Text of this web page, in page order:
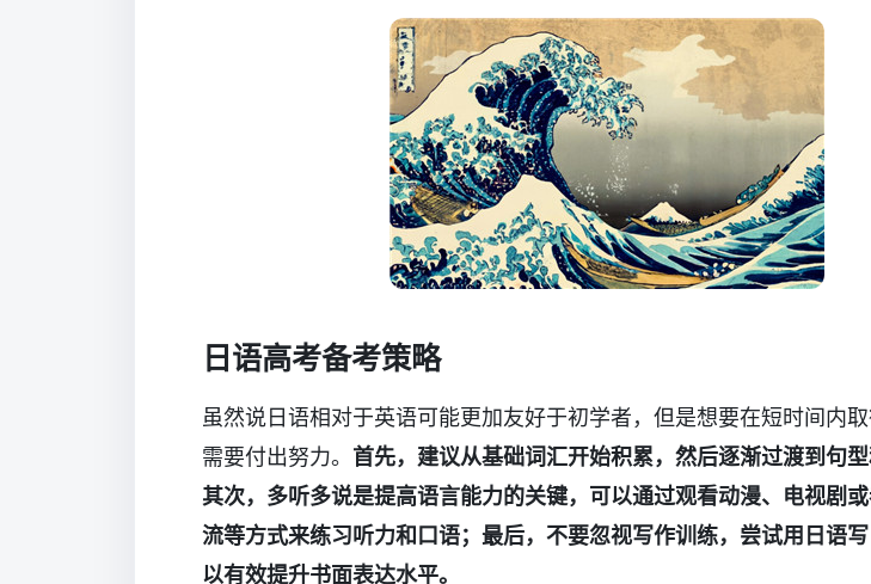
日语高考备考策略
虽然说日语相对于英语可能更加友好于初学者，但是想要在短时间内
需要付出努力。 首先，建议从基础词汇开始积累，然后逐渐过渡到句型
其次，多听多说是提高语言能力的关键，可以通过观看动漫、电视剧
流等方式来练习听力和口语；最后，不要忽视写作训练，尝试用日语
以有效提升书面表达水平。